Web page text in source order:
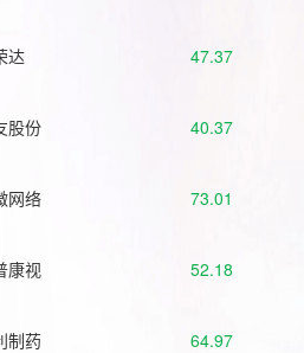
达 47.37
股份 40.37
网络 73.01
康视 52.18
制药 64.97